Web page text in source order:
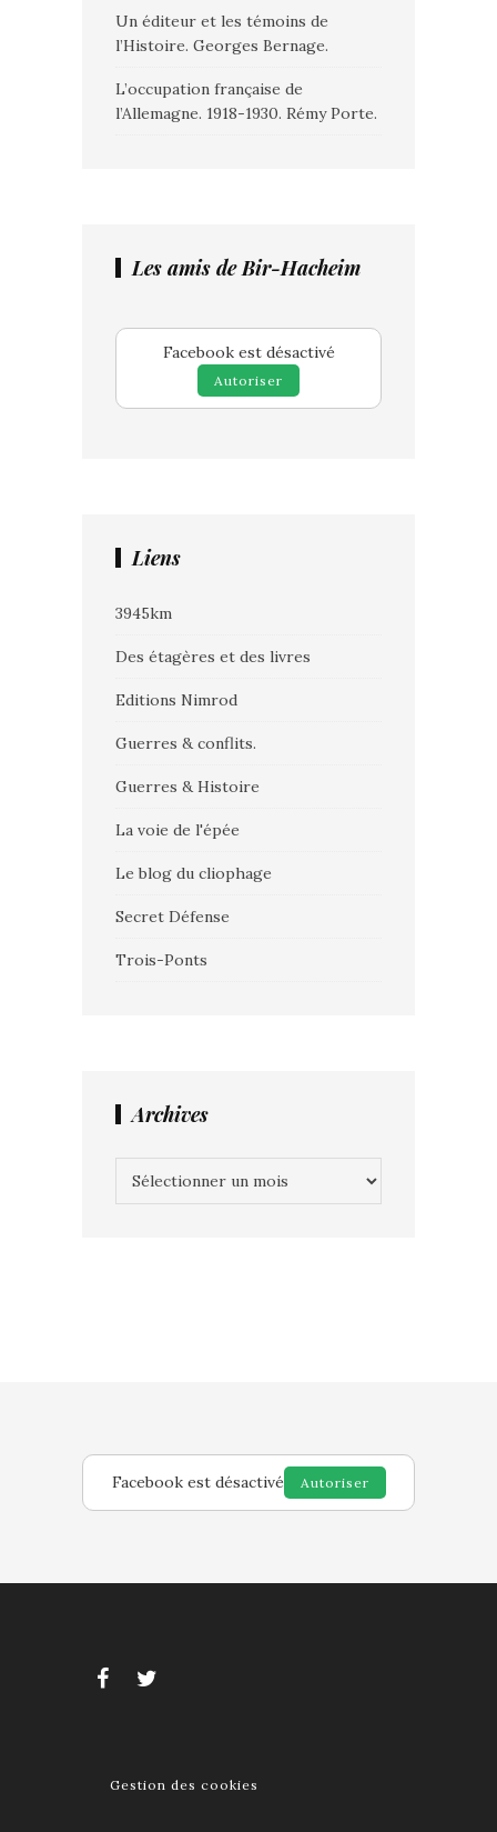
Un éditeur et les témoins de
l’Histoire. Georges Bernage.
L’occupation française de
l’Allemagne. 1918-1930. Rémy Porte.
Les amis de Bir-Hacheim
Facebook est désactivé
Autoriser
Liens
3945km
Des étagères et des livres
Editions Nimrod
Guerres & conflits.
Guerres & Histoire
La voie de l'épée
Le blog du cliophage
Secret Défense
Trois-Ponts
Archives
Facebook est désactivé Autoriser
Gestion des cookies